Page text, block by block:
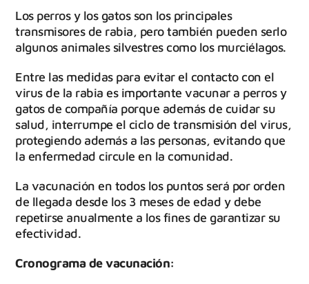
Los perros y los gatos son los principales
transmisores de rabia, pero también pueden serlo
algunos animales silvestres como los murciélagos.
Entre las medidas para evitar el contacto con el
virus de la rabia es importante vacunar a perros y
gatos de compañía porque además de cuidar su
salud, interrumpe el ciclo de transmisión del virus,
protegiendo además a las personas, evitando que
la enfermedad circule en la comunidad.
La vacunación en todos los puntos será por orden
de llegada desde los 3 meses de edad y debe
repetirse anualmente a los fines de garantizar su
efectividad.
Cronograma de vacunación: